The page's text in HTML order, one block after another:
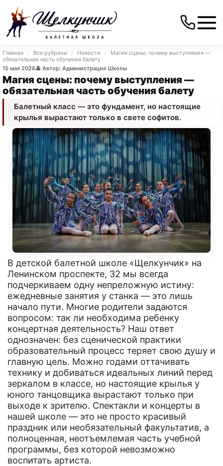
Главная / Все рубрики / Новости /
Магия сцены: почему выступления —
обязательная часть обучения балету
15 мая 2026👤 Автор: Администрация Школы
Магия сцены: почему выступления —
обязательная часть обучения балету
Балетный класс — это фундамент, но настоящие
крылья вырастают только в свете софитов.
В детской балетной школе «Щелкунчик» на
Ленинском проспекте, 32 мы всегда
подчеркиваем одну непреложную истину:
ежедневные занятия у станка — это лишь
начало пути. Многие родители задаются
вопросом: так ли необходима ребенку
концертная деятельность? Наш ответ
однозначен: без сценической практики
образовательный процесс теряет свою душу и
главную цель. Можно годами оттачивать
технику и добиваться идеальных линий перед
зеркалом в классе, но настоящие крылья у
юного танцовщика вырастают только при
выходе к зрителю. Спектакли и концерты в
нашей школе — это не просто красивый
праздник или необязательный факультатив, а
полноценная, неотъемлемая часть учебной
программы, без которой невозможно
воспитать артиста.